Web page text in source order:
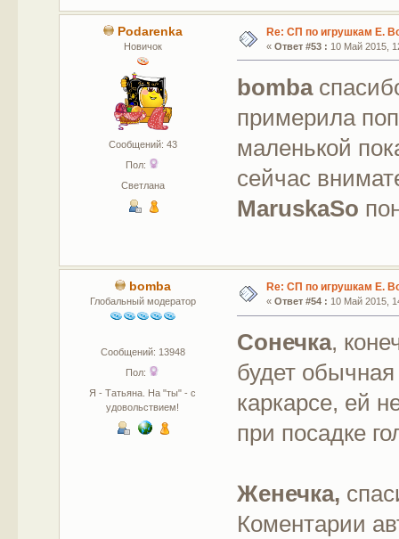
Podarenka
Новичок
Сообщений: 43
Пол:
Светлана
Re: СП по игрушкам Е.
« Ответ #53 : 10 Май 2015,
bomba
примерила
маленькой
сейчас
MaruskaSo
bomba
Глобальный модератор
Сообщений: 13948
Пол:
Я - Татьяна. На "ты" - с
удовольствием!
Re: СП по игрушкам Е.
« Ответ #54 : 10 Май 2015,
Сонечка,
будет
каркарсе, ей
при посадке
Женечка,
Коментарии